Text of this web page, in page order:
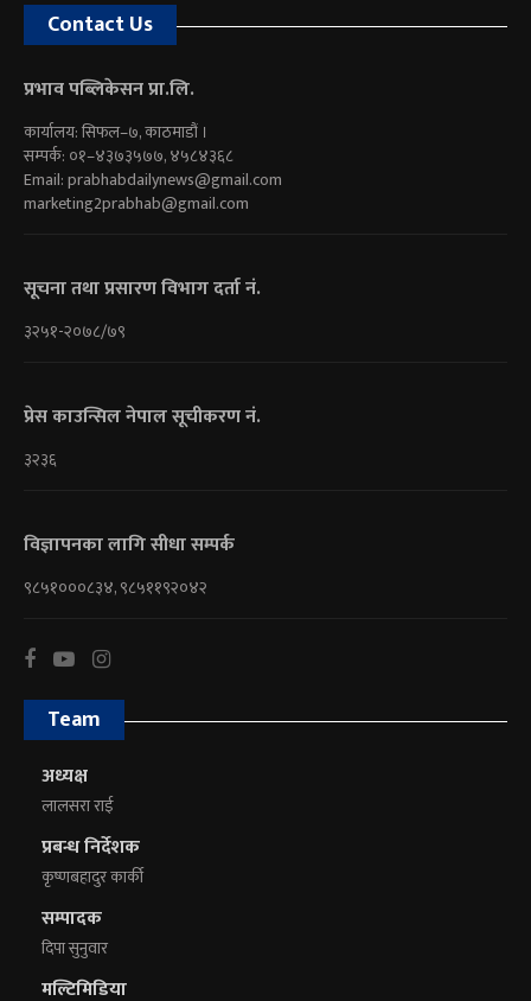
Contact Us
प्रभाव पब्लिकेसन प्रा.लि.
कार्यालय: सिफल–७, काठमाडौं ।
सम्पर्क: ०१–४३७३५७७, ४५८४३६८
Email:prabhabdailynews@gmail.com
marketing2prabhab@gmail.com
सूचना तथा प्रसारण विभाग दर्ता नं.
३२५१-२०७८/७९
प्रेस काउन्सिल नेपाल सूचीकरण नं.
३२३६
विज्ञापनका लागि सीधा सम्पर्क
९८५१०००८३४, ९८५११९२०४२
Team
अध्यक्ष
लालसरा राई
प्रबन्ध निर्देशक
कृष्णबहादुर कार्की
सम्पादक
दिपा सुनुवार
मल्टिमिडिया